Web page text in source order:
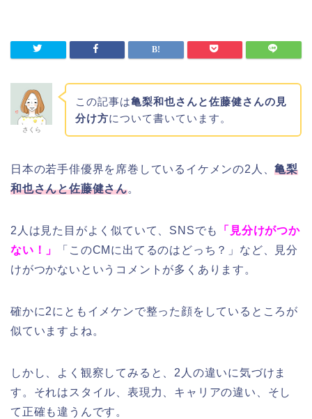
さくら
この記事は亀梨和也さんと佐藤健さんの見
分け方について書いています。
日本の若手俳優界を席巻しているイケメンの2人、亀梨
和也さんと佐藤健さん。
2人は見た目がよく似ていて、SNSでも
「見分けがつか
ない！」
「このCMに出てるのはどっち？」など、見分
けがつかないというコメントが多くあります。
確かに2にともイメケンで整った顔をしているところが
似ていますよね。
しかし、よく観察してみると、2人の違いに気づけま
す。それはスタイル、表現力、キャリアの違い、そし
て正確も違うんです。